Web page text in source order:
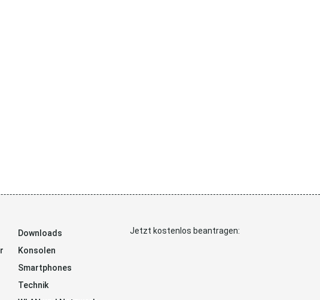
Downloads
Konsolen
Smartphones
Technik
Jetzt kostenlos beantragen: